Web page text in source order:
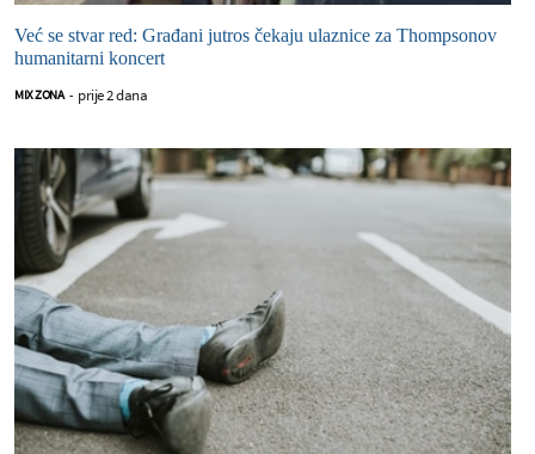
Već se stvar red: Građani jutros čekaju ulaznice za Thompsonov
humanitarni koncert
MIX ZONA - prije 2 dana